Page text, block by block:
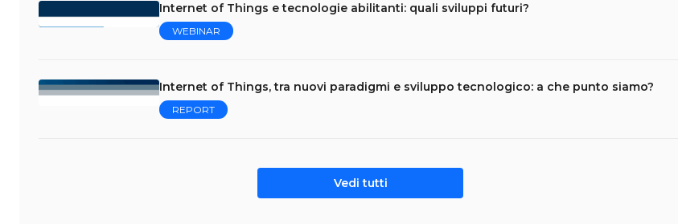
Internet of Things e tecnologie abilitanti: quali sviluppi futuri?
WEBINAR
Internet of Things, tra nuovi paradigmi e sviluppo tecnologico: a che punto siamo?
REPORT
Vedi tutti